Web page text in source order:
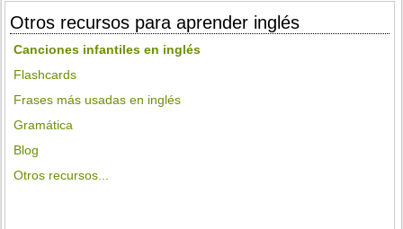
Otros recursos para aprender inglés
Canciones infantiles en inglés
Flashcards
Frases más usadas en inglés
Gramática
Blog
Otros recursos...